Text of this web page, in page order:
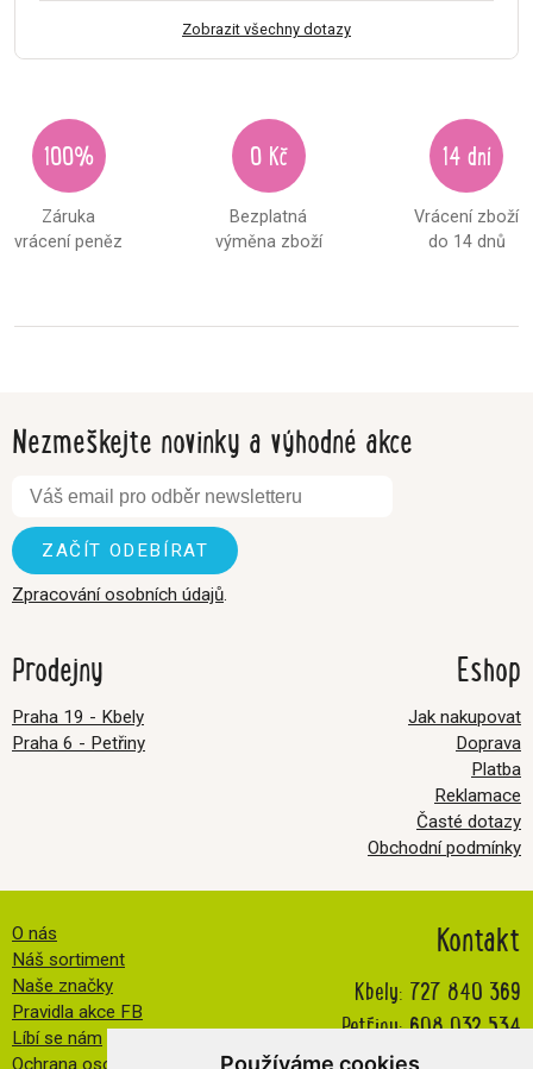
Používáme cookies
Zobrazit všechny dotazy
100%
Záruka
vrácení peněz
0 Kč
Bezplatná
výměna zboží
14 dní
Vrácení zboží
do 14 dnů
Nezmeškejte novinky a výhodné akce
Zpracování osobních údajů.
Prodejny
Praha 19 - Kbely
Praha 6 - Petřiny
Kontakt
Kbely: 727 840 369
Petřiny:608 032 534
info@veselatkanicka.cz
Eshop
Jak nakupovat
Doprava
Platba
Reklamace
Časté dotazy
Obchodní podmínky
O nás
Náš sortiment
Naše značky
Pravidla akce FB
Líbí se nám
Ochrana osobních údajů